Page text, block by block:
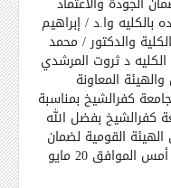
بالكليه وا.د / إبراهيم
والدكتور / محمد
د ثروت المرشدي
المعاونة
جامعة كفرالشيخ بمناسبة
كفرالشيخ بفضل الله
القومية لضمان
جودة التعليم والاعتماد وذلك بتاريخ أمس الموافق 20 مايو